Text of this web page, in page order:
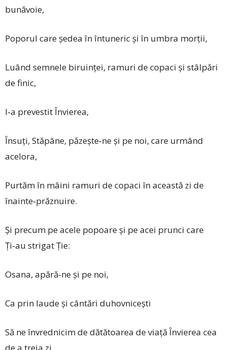
bunăvoie,
Poporul care ședea în întuneric și în umbra morții,
Luând semnele biruinței, ramuri de copaci și stâlpări
de finic,
I‑a prevestit Învierea,
Însuți, Stăpâne, păzește‑ne și pe noi, care urmând
acelora,
Purtăm în mâini ramuri de copaci în această zi de
înainte‑prăznuire.
Și precum pe acele popoare și pe acei prunci care
Ți‑au strigat Ție:
Osana, apără‑ne și pe noi,
Ca prin laude și cântări duhovnicești
Să ne învrednicim de dătătoarea de viață Învierea cea